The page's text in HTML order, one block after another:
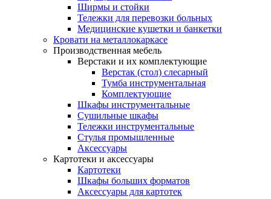
Ширмы и стойки
Тележки для перевозки больных
Медицинские кушетки и банкетки
Кровати на металлокаркасе
Производственная мебель
Верстаки и их комплектующие
Верстак (стол) слесарный
Тумба инструментальная
Комплектующие
Шкафы инструментальные
Сушильные шкафы
Тележки инструментальные
Стулья промышленные
Аксессуары
Картотеки и аксессуары
Картотеки
Шкафы больших форматов
Аксессуары для картотек